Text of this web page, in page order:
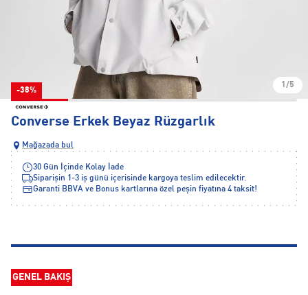
-38%
1/5
Converse Erkek Beyaz Rüzgarlık
Mağazada bul
30 Gün İçinde Kolay İade
Siparişin 1-3 iş günü içerisinde kargoya teslim edilecektir.
Garanti BBVA ve Bonus kartlarına özel peşin fiyatına 4 taksit!
GENEL BAKIŞ